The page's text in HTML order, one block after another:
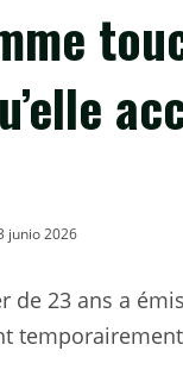
junio 2026
de 23 ans a